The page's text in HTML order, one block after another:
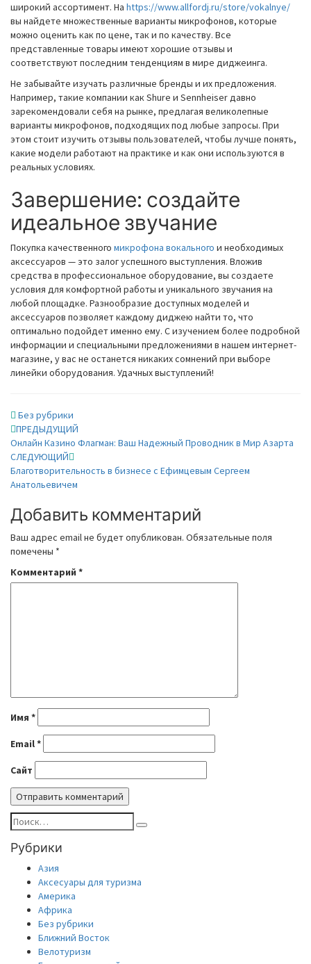
широкий ассортимент. На https://www.allfordj.ru/store/vokalnye/
вы найдете множественные варианты микрофонов, которые
можно оценить как по цене, так и по качеству. Все
представленные товары имеют хорошие отзывы и
соответствуют последним тенденциям в мире диджеинга.
Не забывайте изучать различные бренды и их предложения.
Например, такие компании как Shure и Sennheiser давно
зарекомендовали себя на рынке, предлагая великолепные
варианты микрофонов, подходящих под любые запросы. При
этом стоит изучить отзывы пользователей, чтобы лучше понять,
какие модели работают на практике и как они используются в
реальных условиях.
Завершение: создайте
идеальное звучание
Покупка качественного микрофона вокального и необходимых
аксессуаров — это залог успешного выступления. Вложив
средства в профессиональное оборудование, вы создаете
условия для комфортной работы и уникального звучания на
любой площадке. Разнообразие доступных моделей и
аксессуаров позволяет каждому диджею найти то, что
оптимально подойдет именно ему. С изучением более подробной
информации и специальными предложениями в нашем интернет-
магазине, у вас не останется никаких сомнений при выборе
линейки оборудования. Удачных выступлений!
Без рубрики
Навигация
по
записям
ПРЕДЫДУЩИЙ
Онлайн Казино Флагман: Ваш Надежный Проводник в Мир Азарта
СЛЕДУЮЩИЙ
Благотворительность в бизнесе с Ефимцевым Сергеем
Анатольевичем
Добавить комментарий
Ваш адрес email не будет опубликован. Обязательные поля
помечены *
Комментарий *
Имя *
Email*
Сайт
Найти:
Поиск
Рубрики
Азия
Аксесуары для туризма
Америка
Африка
Без рубрики
Ближний Восток
Велотуризм